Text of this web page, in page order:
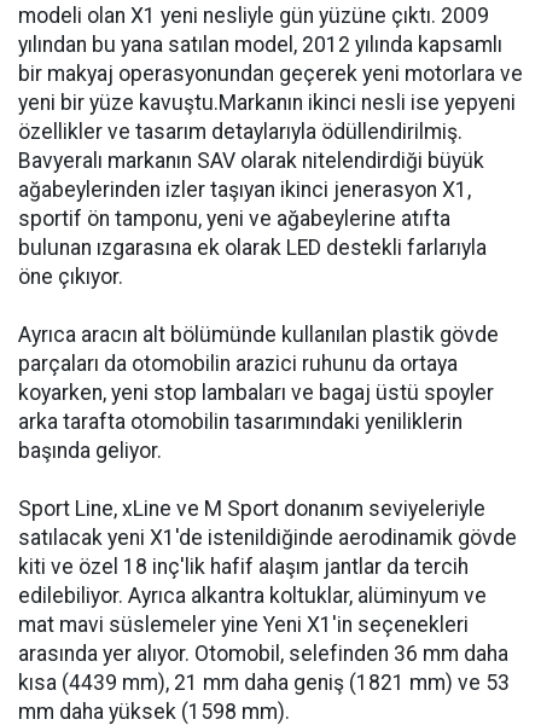
modeli olan X1 yeni nesliyle gün yüzüne çıktı. 2009
yılından bu yana satılan model, 2012 yılında kapsamlı
bir makyaj operasyonundan geçerek yeni motorlara ve
yeni bir yüze kavuştu.Markanın ikinci nesli ise yepyeni
özellikler ve tasarım detaylarıyla ödüllendirilmiş.
Bavyeralı markanın SAV olarak nitelendirdiği büyük
ağabeylerinden izler taşıyan ikinci jenerasyon X1,
sportif ön tamponu, yeni ve ağabeylerine atıfta
bulunan ızgarasına ek olarak LED destekli farlarıyla
öne çıkıyor.
Ayrıca aracın alt bölümünde kullanılan plastik gövde
parçaları da otomobilin arazici ruhunu da ortaya
koyarken, yeni stop lambaları ve bagaj üstü spoyler
arka tarafta otomobilin tasarımındaki yeniliklerin
başında geliyor.
Sport Line, xLine ve M Sport donanım seviyeleriyle
satılacak yeni X1'de istenildiğinde aerodinamik gövde
kiti ve özel 18 inç'lik hafif alaşım jantlar da tercih
edilebiliyor. Ayrıca alkantra koltuklar, alüminyum ve
mat mavi süslemeler yine Yeni X1'in seçenekleri
arasında yer alıyor. Otomobil, selefinden 36 mm daha
kısa (4439 mm), 21 mm daha geniş (1821 mm) ve 53
mm daha yüksek (1598 mm).